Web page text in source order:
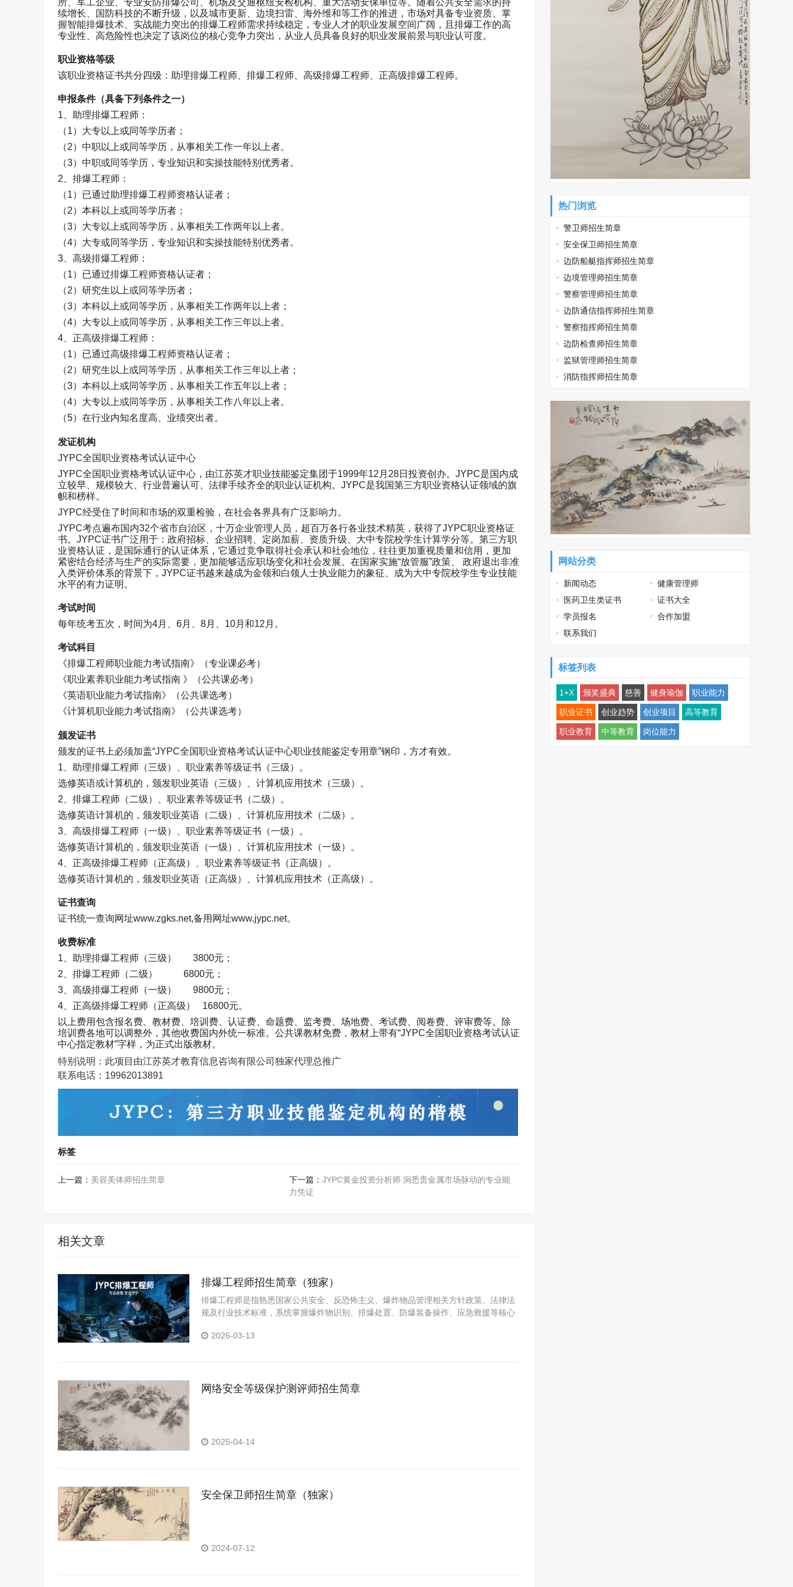
续增长、国防科技的不断升级，以及城市更新、边境扫雷、海外维和等工作的推进，市场对具备专业资质、掌
握智能排爆技术、实战能力突出的排爆工程师需求持续稳定，专业人才的职业发展空间广阔，且排爆工作的高
专业性、高危险性也决定了该岗位的核心竞争力突出，从业人员具备良好的职业发展前景与职业认可度。
职业资格等级
该职业资格证书共分四级：助理排爆工程师、排爆工程师、高级排爆工程师、正高级排爆工程师。
申报条件（具备下列条件之一）
1 、助理排爆工程师：
（1）大专以上或同等学历者；
（2）中职以上或同等学历，从事相关工作一年以上者。
（3）中职或同等学历，专业知识和实操技能特别优秀者。
2 、排爆工程师：
（1）已通过助理排爆工程师资格认证者；
（2）本科以上或同等学历者；
（3）大专以上或同等学历，从事相关工作两年以上者。
（4）大专或同等学历，专业知识和实操技能特别优秀者。
3 、高级排爆工程师：
（1）已通过排爆工程师资格认证者；
（2）研究生以上或同等学历者；
（3）本科以上或同等学历，从事相关工作两年以上者；
（4）大专以上或同等学历，从事相关工作三年以上者。
4 、正高级排爆工程师：
（1）已通过高级排爆工程师资格认证者；
（2）研究生以上或同等学历，从事相关工作三年以上者；
（3）本科以上或同等学历，从事相关工作五年以上者；
（4）大专以上或同等学历，从事相关工作八年以上者。
（5）在行业内知名度高、业绩突出者。
发证机构
JYPC全国职业资格考试认证中心
JYPC全国职业资格考试认证中心，由江苏英才职业技能鉴定集团于1999年12 月 28日投资创办。 JYPC是国内成
立较早、规模较大、行业普遍认可、法律手续齐全的职业认证机构。 JYPC是我国第三方职业资格认证领域的旗
帜和榜样。
JYPC经受住了时间和市场的双重检验，在社会各界具有广泛影响力。
JYPC考点遍布国内32个省市自治区，十万企业管理人员，超百万各行各业技术精英，获得了JYPC职业资格证
书。 JYPC证书广泛用于：政府招标、企业招聘、定岗加薪、资质升级、大中专院校学生计算学分等。第三方职
业资格认证，是国际通行的认证体系，它通过竞争取得社会承认和社会地位，往往更加重视质量和信用，更加
紧密结合经济与生产的实际需要，更加能够适应职场变化和社会发展。在国家实施“放管服”政策、 政府退出非准
入类评价体系的背景下， JYPC证书越来越成为金领和白领人士执业能力的象征、成为大中专院校学生专业技能
水平的有力证明。
考试时间
每年统考五次，时间为4月、 6月、 8月、 10月和12 月。
考试科目
《排爆工程师职业能力考试指南》（专业课必考）
《职业素养职业能力考试指南 》（公共课必考）
《英语职业能力考试指南》（公共课选考）
《计算机职业能力考试指南》（公共课选考）
颁发证书
颁发的证书上必须加盖“JYPC全国职业资格考试认证中心职业技能鉴定专用章”钢印，方才有效。
1 、助理排爆工程师（三级）、职业素养等级证书（三级）。
选修英语或计算机的，颁发职业英语（三级）、计算机应用技术（三级）。
2 、排爆工程师（二级）、职业素养等级证书（二级）。
选修英语计算机的，颁发职业英语（二级）、计算机应用技术（二级）。
3 、高级排爆工程师（一级）、职业素养等级证书（一级）。
选修英语计算机的，颁发职业英语（一级）、计算机应用技术（一级）。
4 、正高级排爆工程师（正高级）、职业素养等级证书（正高级）。
选修英语计算机的，颁发职业英语（正高级）、计算机应用技术（正高级）。
证书查询
证书统一查询网址www.zgks.net,备用网址www.jypc.net。
收费标准
1 、助理排爆工程师（三级） 3800元；
2 、排爆工程师（二级） 6800元；
3 、高级排爆工程师（一级） 9800元；
4 、正高级排爆工程师（正高级） 16800元。
以上费用包含报名费、教材费、培训费、认证费、命题费、监考费、场地费、考试费、阅卷费、评审费等。除
培训费各地可以调整外，其他收费国内外统一标准。公共课教材免费，教材上带有“JYPC全国职业资格考试认证
中心指定教材”字样，为正式出版教材。
特别说明：此项目由江苏英才教育信息咨询有限公司独家代理总推广
联系电话： 19962013891
标签
上一篇： 美容美体师招生简章 下一篇： JYPC黄金投资分析师 洞悉贵金属市场脉动的专业能
力凭证
相关文章
排爆工程师招生简章（独家）
排爆工程师是指熟悉国家公共安全、反恐怖主义、爆炸物品管理相关方针政策、法律法
规及行业技术标准，系统掌握爆炸物识别、排爆处置、防爆装备操作、应急救援等核心
除、销毁，排爆方案等专业技术应用性人才。
2026-03-13
网络安全等级保护测评师招生简章
2025-04-14
安全保卫师招生简章（独家）
2024-07-12
热门浏览
警卫师招生简章
安全保卫师招生简章
边防船艇指挥师招生简章
边境管理师招生简章
警察管理师招生简章
边防通信指挥师招生简章
警察指挥师招生简章
边防检查师招生简章
监狱管理师招生简章
消防指挥师招生简章
网站分类
新闻动态
健康管理师
医药卫生类证书
证书大全
学员报名
合作加盟
联系我们
标签列表
1+X 颁奖盛典 慈善 健身瑜伽 职业能力
职业证书 创业趋势 创业项目 高等教育
职业教育 中等教育 岗位能力